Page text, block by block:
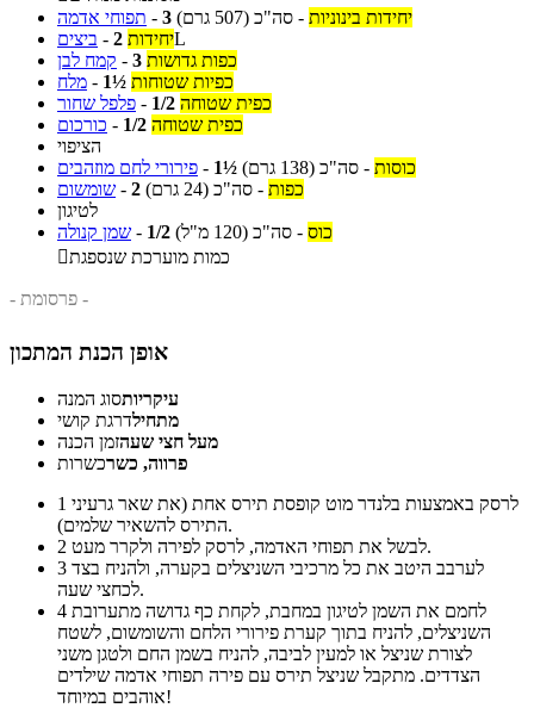
תפוחי אדמה - 3 יחידות בינוניות - סה"כ (507 גרם)
ביצים - 2 יחידותL
קמח לבן - 3 כפות גדושות
מלח - 1½ כפיות שטוחות
פלפל שחור - 1/2 כפית שטוחה
כורכום - 1/2 כפית שטוחה
הציפוי
פירורי לחם מוזהבים - 1½ כוסות - סה"כ (138 גרם)
שומשום - 2 כפות - סה"כ (24 גרם)
לטיגון
שמן קנולה - 1/2 כוס - סה"כ (120 מ"ל)
כמות מוערכת שנספגת
- פרסומת -
אופן הכנת המתכון
עיקריותסוג המנה
מתחילדרגת קושי
מעל חצי שעהזמן הכנה
פרווה, כשרכשרות
1
התירס להשאיר שלמים).
2
לבשל את תפוחי האדמה, לרסק לפירה ולקרר מעט.
3
לכחצי שעה.
4
השניצלים, להניח בתוך קערת פירורי הלחם והשומשום, לשטח
לצורת שניצל או למעין לביבה, להניח בשמן החם ולטגן משני
הצדדים. מתקבל שניצל תירס עם פירה תפוחי אדמה שילדים
אוהבים במיוחד!